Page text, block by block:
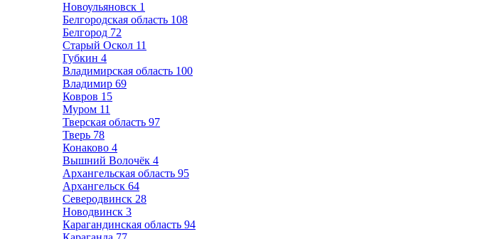
Новоульяновск 1
Белгородская область 108
Белгород 72
Старый Оскол 11
Губкин 4
Владимирская область 100
Владимир 69
Ковров 15
Муром 11
Тверская область 97
Тверь 78
Конаково 4
Вышний Волочёк 4
Архангельская область 95
Архангельск 64
Северодвинск 28
Новодвинск 3
Карагандинская область 94